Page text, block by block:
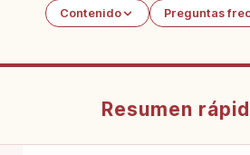
Contenido Preguntas
Resumen